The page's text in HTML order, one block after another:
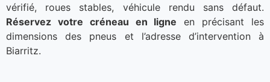
vérifié, roues stables, véhicule rendu sans défaut.
Réservez votre créneau en ligne en précisant les
dimensions des pneus et l’adresse d’intervention à
Biarritz.